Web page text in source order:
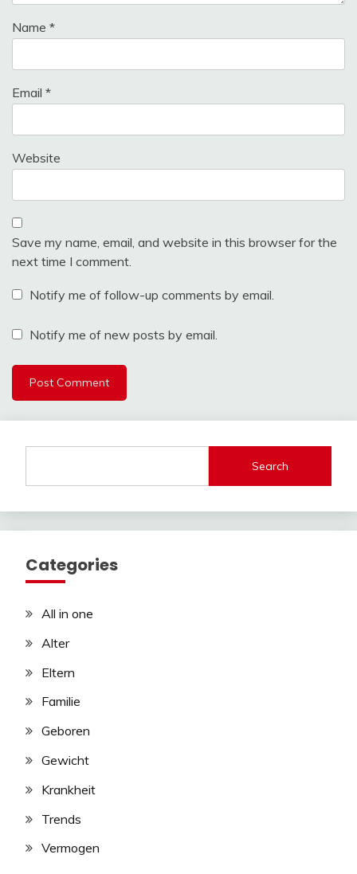
Name *
Email *
Website
Save my name, email, and website in this browser for the
next time I comment.
Notify me of follow-up comments by email.
Notify me of new posts by email.
Search
Categories
All in one
Alter
Eltern
Familie
Geboren
Gewicht
Krankheit
Trends
Vermogen